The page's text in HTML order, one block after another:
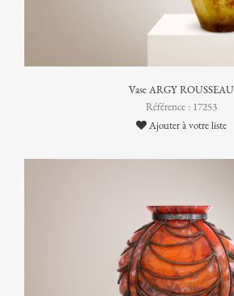
Vase ARGY ROUSSEAU
Référence : 17253
Ajouter à votre liste